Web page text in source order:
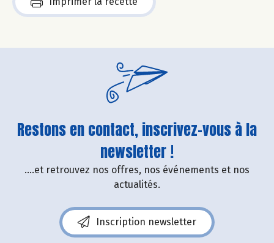
Restons en contact, inscrivez-vous à la
newsletter !
....et retrouvez nos offres, nos événements et nos
actualités.
Inscription newsletter